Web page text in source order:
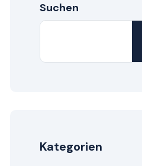
Suchen
Kategorien